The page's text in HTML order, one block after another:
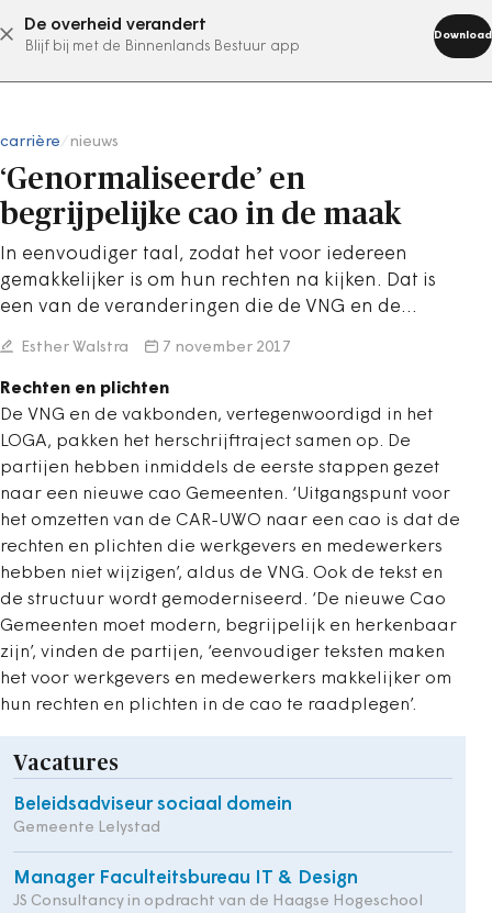
De overheid verandert
Blijf bij met de Binnenlands Bestuur app
Download
abonneer nu
carrière nieuws
‘Genormaliseerde’ en
begrijpelijke cao in de maak
In eenvoudiger taal, zodat het voor iedereen
gemakkelijker is om hun rechten na kijken. Dat is
een van de veranderingen die de VNG en de…
Esther Walstra 7 november 2017
Rechten en plichten
De VNG en de vakbonden, vertegenwoordigd in het
LOGA, pakken het herschrijftraject samen op. De
partijen hebben inmiddels de eerste stappen gezet
naar een nieuwe cao Gemeenten. ‘Uitgangspunt voor
het omzetten van de CAR-UWO naar een cao is dat de
rechten en plichten die werkgevers en medewerkers
hebben niet wijzigen’, aldus de VNG. Ook de tekst en
de structuur wordt gemoderniseerd. ‘De nieuwe Cao
Gemeenten moet modern, begrijpelijk en herkenbaar
zijn’, vinden de partijen, ‘eenvoudiger teksten maken
het voor werkgevers en medewerkers makkelijker om
hun rechten en plichten in de cao te raadplegen’.
Vacatures
Beleidsadviseur sociaal domein
Gemeente Lelystad
Manager Faculteitsbureau IT & Design
JS Consultancy in opdracht van de Haagse Hogeschool